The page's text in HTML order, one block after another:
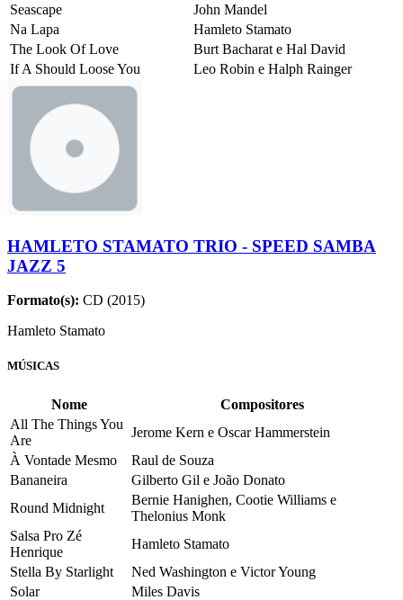
Seascape
John Mandel
Na Lapa
Hamleto Stamato
The Look Of Love
Burt Bacharat e Hal David
If A Should Loose You
Leo Robin e Halph Rainger
HAMLETO STAMATO TRIO - SPEED SAMBA
JAZZ 5
Formato(s): CD (2015)
Hamleto Stamato
MÚSICAS
Nome
Compositores
All The Things You
Are
Jerome Kern e Oscar Hammerstein
À Vontade Mesmo
Raul de Souza
Bananeira
Gilberto Gil e João Donato
Round Midnight
Bernie Hanighen, Cootie Williams e
Thelonius Monk
Salsa Pro Zé
Henrique
Hamleto Stamato
Stella By Starlight
Ned Washington e Victor Young
Solar
Miles Davis